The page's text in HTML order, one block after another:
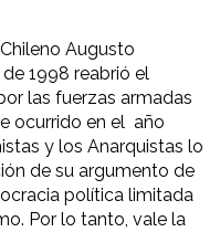
Augusto
1998 reabrió el
las fuerzas armadas
ocurrido en el año
y los Anarquistas lo
de su argumento de
política limitada
Por lo tanto, vale la